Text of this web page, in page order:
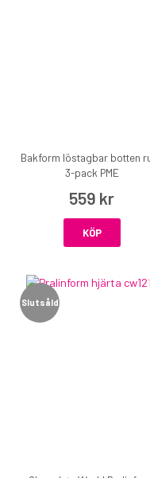
Bakform löstagbar botten
3-pack PME
559 kr
KÖP
Slutsåld